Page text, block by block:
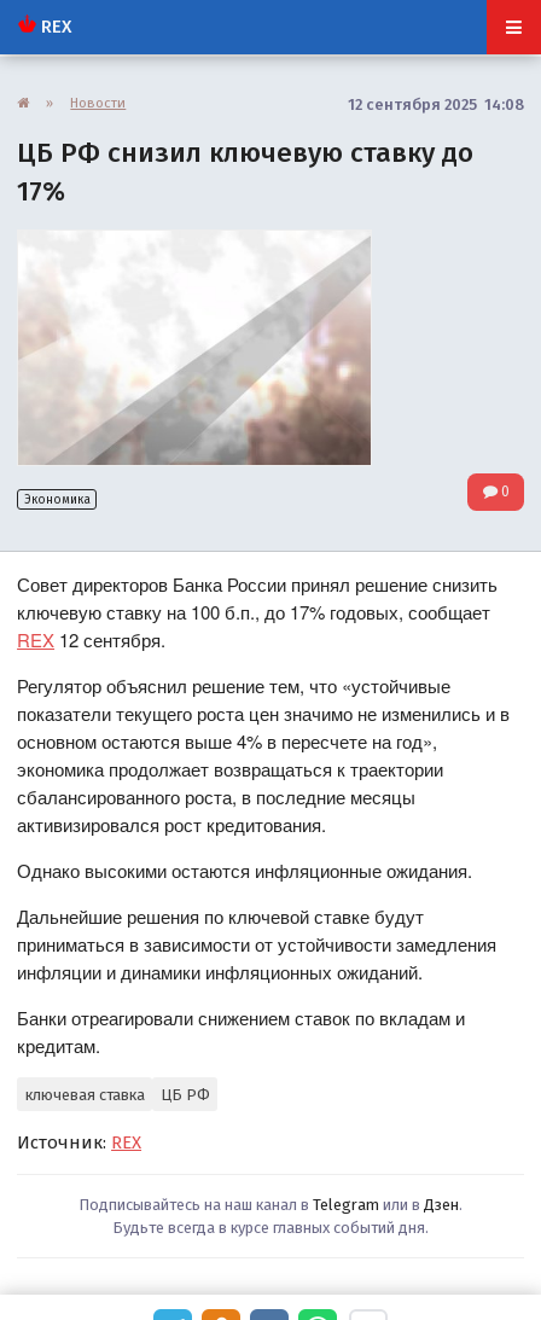
REX
» Новости 12 сентября 2025 14:08
ЦБ РФ снизил ключевую ставку до
17%
Экономика 0
Совет директоров Банка России принял решение снизить
ключевую ставку на 100 б.п., до 17% годовых, сообщает
REX 12 сентября.
Регулятор объяснил решение тем, что «устойчивые
показатели текущего роста цен значимо не изменились и в
основном остаются выше 4% в пересчете на год»,
экономика продолжает возвращаться к траектории
сбалансированного роста, в последние месяцы
активизировался рост кредитования.
Однако высокими остаются инфляционные ожидания.
Дальнейшие решения по ключевой ставке будут
приниматься в зависимости от устойчивости замедления
инфляции и динамики инфляционных ожиданий.
Банки отреагировали снижением ставок по вкладам и
кредитам.
ключевая ставка ЦБ РФ
Источник: REX
Подписывайтесь на наш канал в Telegram или в Дзен.
Будьте всегда в курсе главных событий дня.